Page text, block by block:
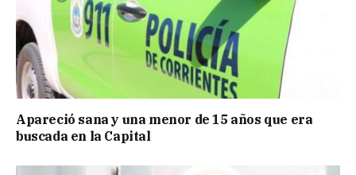
Apareció sana y una menor de 15 años que era
buscada en la Capital